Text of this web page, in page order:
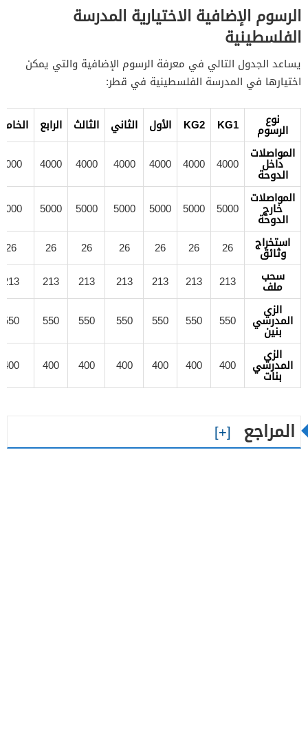
الرسوم الإضافية الاختيارية المدرسة
الفلسطينية
يساعد الجدول التالي في معرفة الرسوم الإضافية والتي يمكن
اختيارها في المدرسة الفلسطينية في قطر:
نوع
الرسوم KG1
KG2 الأول الثاني الثالث الرابع
المواصلات
داخل
الدوحة
4000
4000
4000
4000
4000
4000
4000
المواصلات
خارج
الدوحة
5000
5000
5000
5000
5000
5000
5000
استخراج
وثائق 26
26
26
26
26
26
26
سحب
ملف 213
213
213
213
213
213
213
الزي
المدرسي
بنين
550
550
550
550
550
550
550
الزي
المدرسي
بنات
400
400
400
400
400
400
400
المراجع